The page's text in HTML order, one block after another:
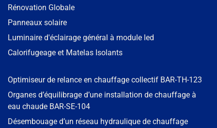
Rénovation Globale
Panneaux solaire
Luminaire d'éclairage général à module led
Calorifugeage et Matelas Isolants
Optimiseur de relance en chauffage collectif BAR-TH-123
Organes d’équilibrage d’une installation de chauffage à
eau chaude BAR-SE-104
Désembouage d’un réseau hydraulique de chauffage